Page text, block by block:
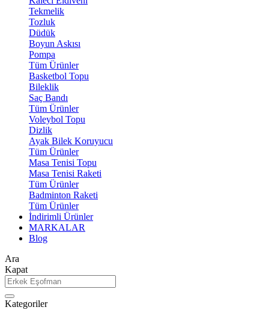
Tekmelik
Tozluk
Düdük
Boyun Askısı
Pompa
Tüm Ürünler
Basketbol Topu
Bileklik
Saç Bandı
Tüm Ürünler
Voleybol Topu
Dizlik
Ayak Bilek Koruyucu
Tüm Ürünler
Masa Tenisi Topu
Masa Tenisi Raketi
Tüm Ürünler
Badminton Raketi
Tüm Ürünler
İndirimli Ürünler
MARKALAR
Blog
Ara
Kapat
Kategoriler